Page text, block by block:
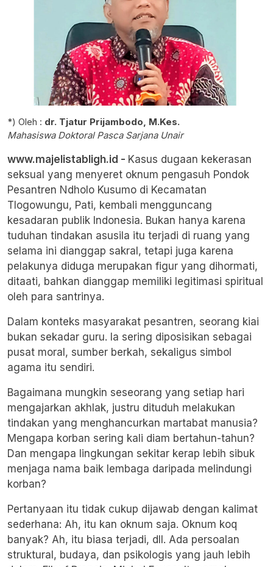
*) Oleh : dr. Tjatur Prijambodo, M.Kes.
Mahasiswa Doktoral Pasca Sarjana Unair
www.majelistabligh.id - Kasus dugaan kekerasan
seksual yang menyeret oknum pengasuh Pondok
Pesantren Ndholo Kusumo di Kecamatan
Tlogowungu, Pati, kembali mengguncang
kesadaran publik Indonesia. Bukan hanya karena
tuduhan tindakan asusila itu terjadi di ruang yang
selama ini dianggap sakral, tetapi juga karena
pelakunya diduga merupakan figur yang dihormati,
ditaati, bahkan dianggap memiliki legitimasi spiritual
oleh para santrinya.
Dalam konteks masyarakat pesantren, seorang kiai
bukan sekadar guru. Ia sering diposisikan sebagai
pusat moral, sumber berkah, sekaligus simbol
agama itu sendiri.
Bagaimana mungkin seseorang yang setiap hari
mengajarkan akhlak, justru dituduh melakukan
tindakan yang menghancurkan martabat manusia?
Mengapa korban sering kali diam bertahun-tahun?
Dan mengapa lingkungan sekitar kerap lebih sibuk
menjaga nama baik lembaga daripada melindungi
korban?
Pertanyaan itu tidak cukup dijawab dengan kalimat
sederhana: Ah, itu kan oknum saja. Oknum koq
banyak? Ah, itu biasa terjadi, dll. Ada persoalan
struktural, budaya, dan psikologis yang jauh lebih